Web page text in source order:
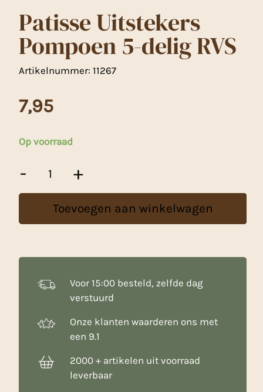
Patisse Uitstekers
Pompoen 5-delig RVS
Artikelnummer: 11267
7,95
Op voorraad
-
Uitstekers
5-
RVS
+
Toevoegen aan winkelwagen
Voor 15:00 besteld, zelfde dag
verstuurd
Onze klanten waarderen ons met
een 9.1
2000 + artikelen uit voorraad
leverbaar